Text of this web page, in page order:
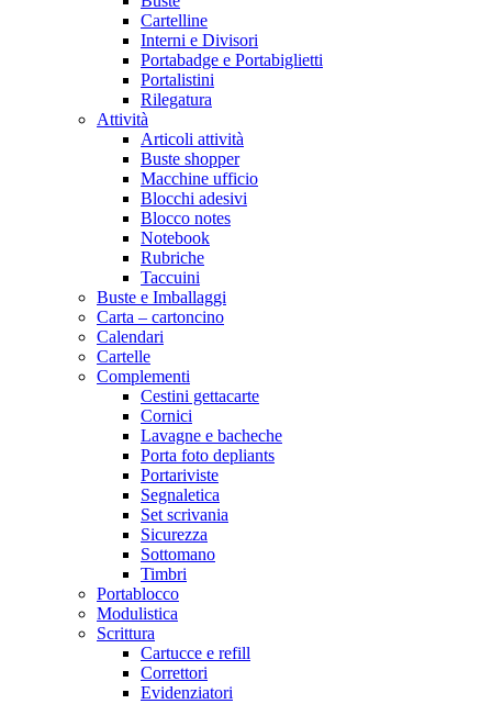
Cartelline
Interni e Divisori
Portabadge e Portabiglietti
Portalistini
Rilegatura
Attività
Articoli attività
Buste shopper
Macchine ufficio
Blocchi adesivi
Blocco notes
Notebook
Rubriche
Taccuini
Buste e Imballaggi
Carta – cartoncino
Calendari
Cartelle
Complementi
Cestini gettacarte
Cornici
Lavagne e bacheche
Porta foto depliants
Portariviste
Segnaletica
Set scrivania
Sicurezza
Sottomano
Timbri
Portablocco
Modulistica
Scrittura
Cartucce e refill
Correttori
Evidenziatori